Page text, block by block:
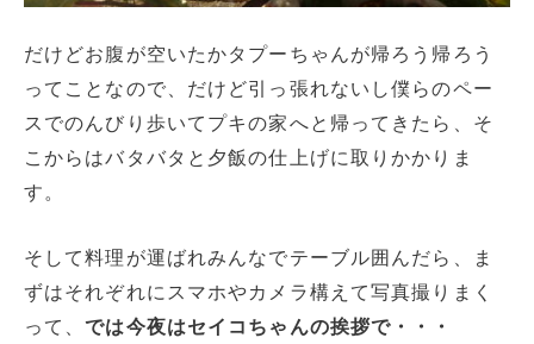
だけどお腹が空いたかタプーちゃんが帰ろう帰ろう
ってことなので、だけど引っ張れないし僕らのペー
スでのんびり歩いてプキの家へと帰ってきたら、そ
こからはバタバタと夕飯の仕上げに取りかかりま
す。
そして料理が運ばれみんなでテーブル囲んだら、ま
ずはそれぞれにスマホやカメラ構えて写真撮りまく
って、では今夜はセイコちゃんの挨拶で・・・